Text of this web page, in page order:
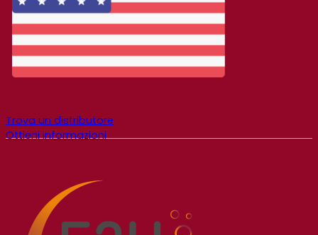
Trova un distributore
Ottieni informazioni